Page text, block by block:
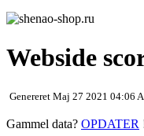
Webside
Genereret Maj 27 2021 04:06
Gammel data? OPDATER